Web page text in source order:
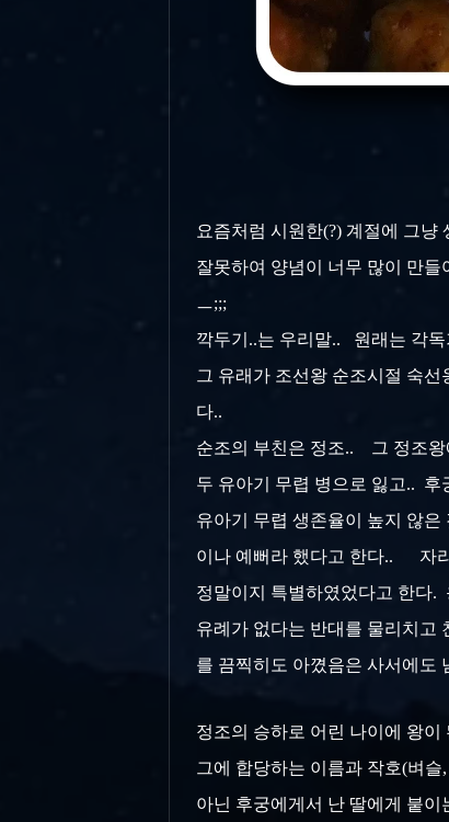
요즘처럼 시원한(?) 계절에 그
잘못하여 양념이 너무 많이 만
ㅡ;;;
깍두기..는 우리말.. 원래는 각
그 유래가 조선왕 순조시절 숙
다..
순조의 부친은 정조.. 그 정조왕
두 유아기 무렵 병으로 잃고..
유아기 무렵 생존율이 높지 않
이나 예뻐라 했다고 한다.. 자라
정말이지 특별하였었다고 한다.
유례가 없다는 반대를 물리치고
를 끔찍히도 아꼈음은 사서에도
정조의 승하로 어린 나이에 왕
그에 합당하는 이름과 작호(벼
아닌 후궁에게서 난 딸에게 붙